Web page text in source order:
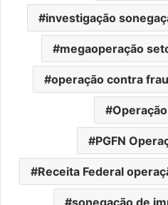
investigação
megaoperação
operação contra
PGFN
Receita Federal